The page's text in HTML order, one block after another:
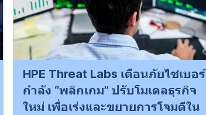
HPE Threat Labs เตือนภัยไซเบอร์
กำลัง “พลิกเกม” ปรับโมเดลธุรกิจ
ใหม่ เพื่อเร่งและขยายการโจมตีใน